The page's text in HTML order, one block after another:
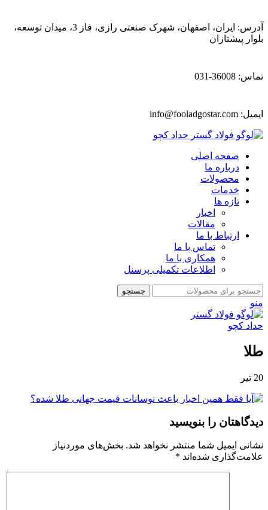
آدرس: ایران، اصفهان، شهرک صنعتی رازی، فاز 3، میدان توسعه،
بلوار پیشتازان
تماس: 36008-031
ایمیل: info@fooladgostar.com
صفحه اصلی
درباره ما
محصولات
خدمات
تازه ها
اخبار
مقالات
ارتباط با ما
تماس با ما
همکاری با ما
اطلاعات تکمیلی پرسنل
جستجو
منو
طلا
20 تیر
دیدگاهتان را بنویسید
نشانی ایمیل شما منتشر نخواهد شد. بخش‌های موردنیاز
علامت‌گذاری شده‌اند *